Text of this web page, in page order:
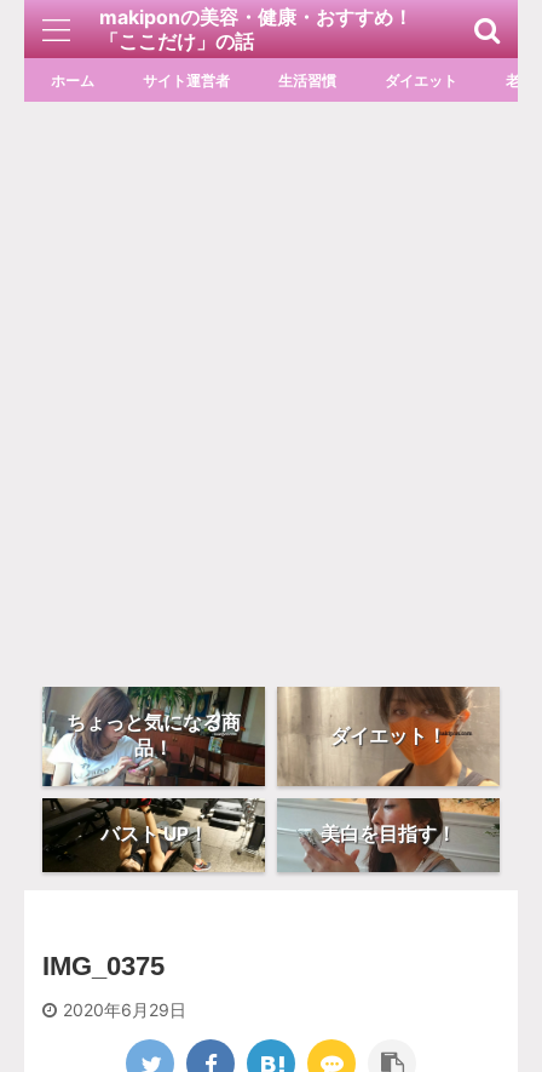
makiponの美容・健康・おすすめ！
「ここだけ」の話
ホーム サイト運営者 生活習慣 ダイエット 老化
ちょっと気になる商
品！
ダイエット！
バスト UP！ 美白を目指す！
IMG_0375
2020年6月29日